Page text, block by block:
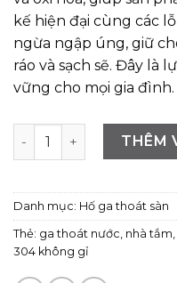
kế hiện đại cùng các
ngừa ngập úng, giữ
ráo và sạch sẽ. Đây là
vững cho mọi gia đình.
Phễu thoát sànTHÊM
Danh mục: Hố ga thoát sàn
Thẻ: ga thoát nước, nhà tắm,
304 không gỉ